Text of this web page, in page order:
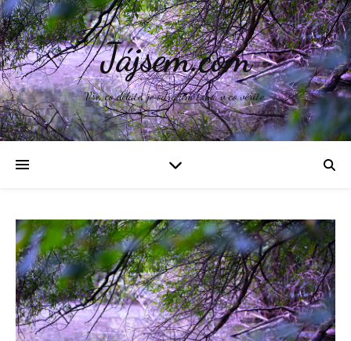
Jájsem.com
Vše, co děláte, je odrazem toho, v co věříte.